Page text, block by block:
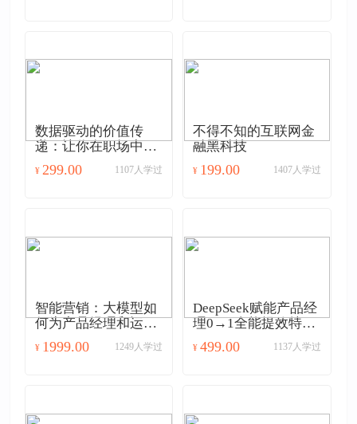
数据驱动的价值传
递：让你在职场中被
认可、被加薪
¥ 299.00 1107人学过
不得不知的互联网金
融黑科技
¥ 199.00 1407人学过
智能营销：大模型如
何为产品经理和运营
赋能
¥ 1999.00 1249人学过
DeepSeek赋能产品经
理0→1全能提效特训
营
¥ 499.00 1137人学过